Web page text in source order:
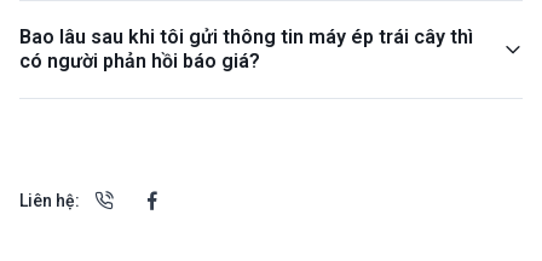
Bao lâu sau khi tôi gửi thông tin máy ép trái cây thì
có người phản hồi báo giá?
Liên hệ: